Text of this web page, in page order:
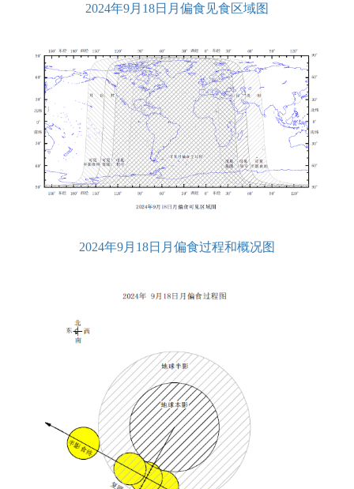
2024年9月18日月偏食见食区域图
2024年9月18日月偏食过程和概况图